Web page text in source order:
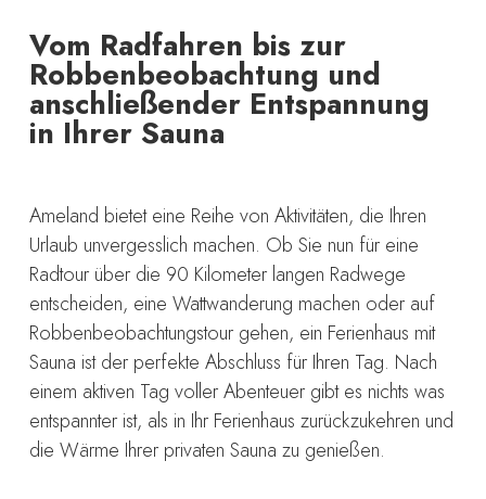
Vom Radfahren bis zur
Robbenbeobachtung und
anschließender Entspannung
in Ihrer Sauna
Ameland bietet eine Reihe von Aktivitäten, die Ihren
Urlaub unvergesslich machen. Ob Sie nun für eine
Radtour über die 90 Kilometer langen Radwege
entscheiden, eine Wattwanderung machen oder auf
Robbenbeobachtungstour gehen, ein Ferienhaus mit
Sauna ist der perfekte Abschluss für Ihren Tag. Nach
einem aktiven Tag voller Abenteuer gibt es nichts was
entspannter ist, als in Ihr Ferienhaus zurückzukehren und
die Wärme Ihrer privaten Sauna zu genießen.